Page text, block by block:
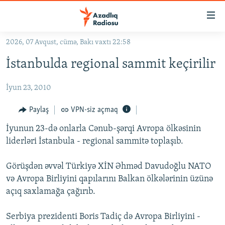
Əsas
qayıt
naviqasiyaya
Axtarışa
keç
KORRUPSIOMETR
#ƏSLINDƏ
FƏRQƏ BAX
QANUNI DOĞRU
ARAŞDIRMA
MULTIMEDIA
VIDEO
FOTOQALEREYA
RADIO ARXIV
OXU ZALI
HAQQIMIZDA
2026, 07 Avqust, cümə, Bakı vaxtı 22:58
İstanbulda regional sammit keçirilir
İyun 23, 2010
Paylaş VPN-siz açmaq
İyunun 23-də onlarla Cənub-şərqi Avropa ölkəsinin
liderləri İstanbula - regional sammitə toplaşıb.
Görüşdən əvvəl Türkiyə XİN Əhməd Davudoğlu NATO
və Avropa Birliyini qapılarını Balkan ölkələrinin üzünə
açıq saxlamağa çağırıb.
Serbiya prezidenti Boris Tadiç də Avropa Birliyini -